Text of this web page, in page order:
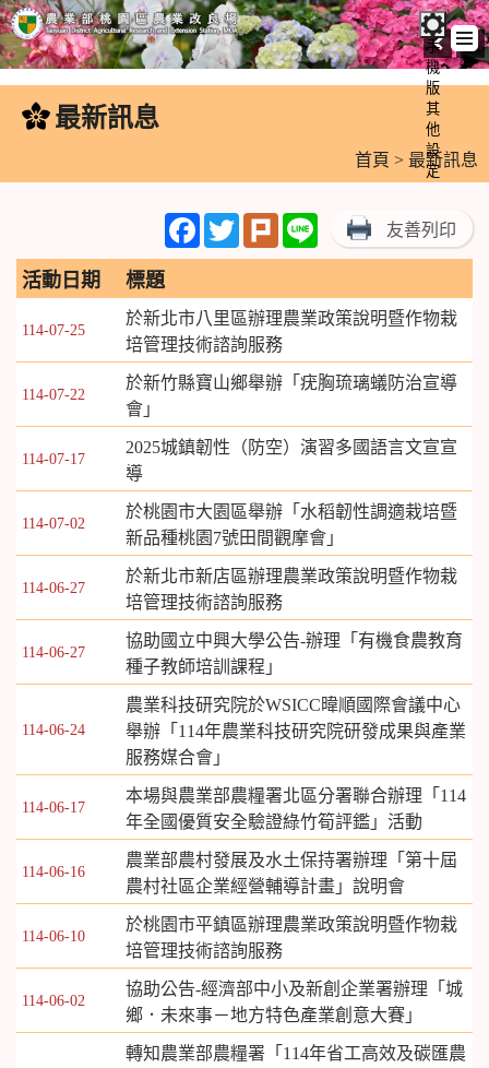
跳
內
手
機
版
其
他
設
定
最新訊息
首頁 > 最新訊息
FacebookTwitterPlurk Line 友善列印
活動日期 標題
114-07-25
於新北市八里區辦理農業政策說明暨作物栽
培管理技術諮詢服務
114-07-22
於新竹縣寶山鄉舉辦「疣胸琉璃蟻防治宣導
會」
114-07-17
2025城鎮韌性（防空）演習多國語言文宣宣
導
114-07-02
於桃園市大園區舉辦「水稻韌性調適栽培暨
新品種桃園7號田間觀摩會」
114-06-27
於新北市新店區辦理農業政策說明暨作物栽
培管理技術諮詢服務
114-06-27
協助國立中興大學公告-辦理「有機食農教育
種子教師培訓課程」
114-06-24
農業科技研究院於WSICC暐順國際會議中心
舉辦「114年農業科技研究院研發成果與產業
服務媒合會」
114-06-17
本場與農業部農糧署北區分署聯合辦理「114
年全國優質安全驗證綠竹筍評鑑」活動
114-06-16
農業部農村發展及水土保持署辦理「第十屆
農村社區企業經營輔導計畫」說明會
114-06-10
於桃園市平鎮區辦理農業政策說明暨作物栽
培管理技術諮詢服務
114-06-02
協助公告-經濟部中小及新創企業署辦理「城
鄉．未來事－地方特色產業創意大賽」
轉知農業部農糧署「114年省工高效及碳匯農